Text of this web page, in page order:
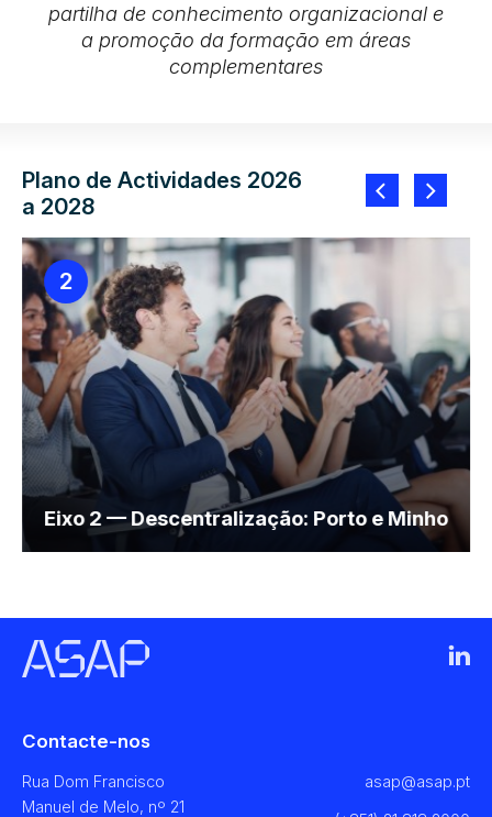
partilha de conhecimento organizacional e
a promoção da formação em áreas
complementares
Plano de Actividades 2026
a 2028
2
Eixo 2 — Descentralização: Porto e Minho
Contacte-nos
Rua Dom Francisco
Manuel de Melo, nº 21
asap@asap.pt